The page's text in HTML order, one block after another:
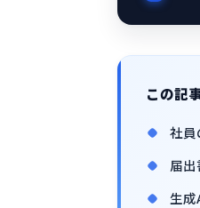
この記
社員
届
生成